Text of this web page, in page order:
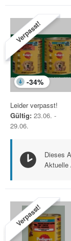
Verpasst!
-34%
Leider verpasst!
Gültig: 23.06. -
29.06.
Dieses
Aktuelle
Verpasst!